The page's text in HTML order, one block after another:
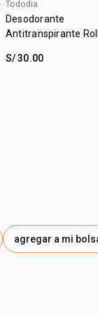
+20% off
Tododia
Desodorante
Antitranspirante
Limón y Guanábana
S/ 30.00
agregar a mi